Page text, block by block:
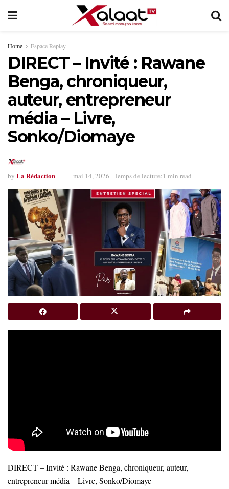
Home Espace Replay
DIRECT – Invité : Rawane
Benga, chroniqueur,
auteur, entrepreneur
média – Livre,
Sonko/Diomaye
by La Rédaction mai 14, 2026 Temps de lecture:1 min read
DIRECT – Invité : Rawane Benga, chroniqueur, auteur,
entrepreneur média – Livre, Sonko/Diomaye